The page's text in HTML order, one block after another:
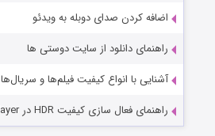
اضافه کردن صدای دوبله به ویدئو
راهنمای دانلود از سایت دوستی ها
آشنایی با انواع کیفیت فیلم‌ها و سریال‌ها
راهنمای فعال سازی کیفیت HDR در PotPlayer